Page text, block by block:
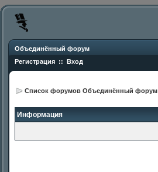
Объединённый форум
Регистрация :: Вход
Список форумов Объединённый форум
Информация